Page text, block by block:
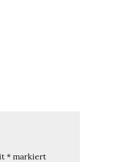
* markiert